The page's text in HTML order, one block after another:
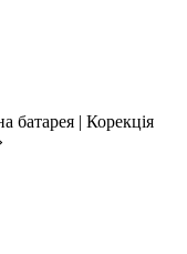
батарея | Корекція